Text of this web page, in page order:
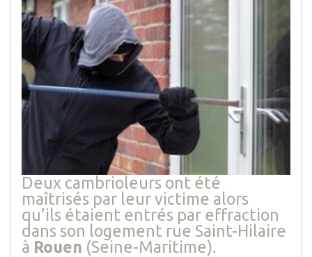
Deux cambrioleurs ont été
maîtrisés par leur victime alors
qu’ils étaient entrés par effraction
dans son logement rue Saint-Hilaire
à Rouen (Seine-Maritime).